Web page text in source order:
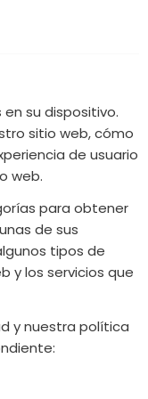
su dispositivo.
sitio web, cómo
de usuario
web.
para obtener
de sus
tipos de
y los servicios que
y nuestra política